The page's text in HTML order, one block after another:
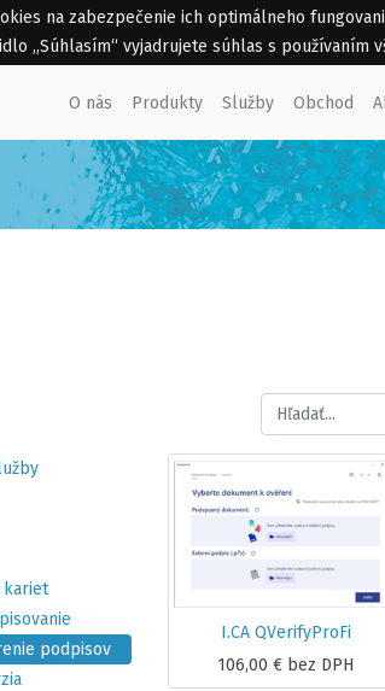
na zabezpečenie ich optimálneho
„Súhlasím“ vyjadrujete súhlas s
O nás Produkty Služby Obchod
kariet
podpisov
I.CA QVerifyProFi
106,00 € bez DPH